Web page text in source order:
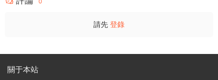
請先 登錄
關于本站